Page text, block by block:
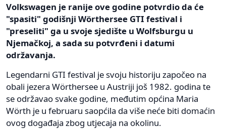
Volkswagen je ranije ove godine potvrdio da će
"spasiti" godišnji Wörthersee GTI festival i
"preseliti" ga u svoje sjedište u Wolfsburgu u
Njemačkoj, a sada su potvrđeni i datumi
održavanja.
Legendarni GTI festival je svoju historiju započeo na
obali jezera Wörthersee u Austriji još 1982. godina te
se održavao svake godine, međutim općina Maria
Wörth je u februaru saopćila da više neće biti domaćin
ovog događaja zbog utjecaja na okolinu.